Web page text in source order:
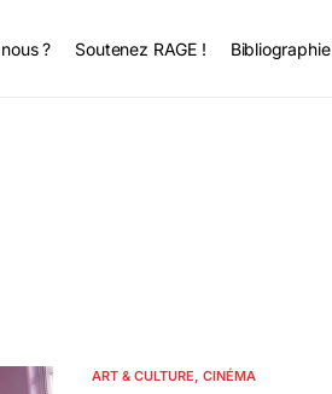
? Soutenez RAGE ! Bibliographie
ART & CULTURE CINÉMA